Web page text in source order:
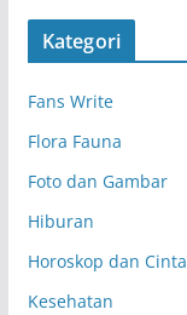
s
Kategori
Fans Write
Flora Fauna
Foto dan Gambar
Hiburan
Horoskop dan Cinta
Kesehatan